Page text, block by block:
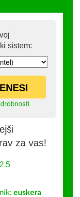
sistem:
za vas!
euskera